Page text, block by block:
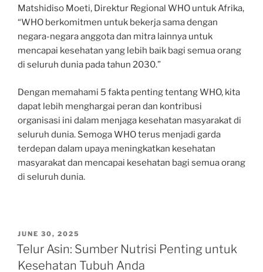
Matshidiso Moeti, Direktur Regional WHO untuk Afrika,
“WHO berkomitmen untuk bekerja sama dengan
negara-negara anggota dan mitra lainnya untuk
mencapai kesehatan yang lebih baik bagi semua orang
di seluruh dunia pada tahun 2030.”
Dengan memahami 5 fakta penting tentang WHO, kita
dapat lebih menghargai peran dan kontribusi
organisasi ini dalam menjaga kesehatan masyarakat di
seluruh dunia. Semoga WHO terus menjadi garda
terdepan dalam upaya meningkatkan kesehatan
masyarakat dan mencapai kesehatan bagi semua orang
di seluruh dunia.
POSTED
ON
JUNE 30, 2025
Telur Asin: Sumber Nutrisi Penting untuk
Kesehatan Tubuh Anda